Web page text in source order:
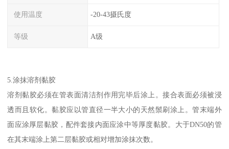
使用温度 -20-43摄氏度
等级 A级
5.涂抹溶剂黏胶
溶剂黏胶必须在管表面清洁剂作用完毕后涂上。接合表面必须被浸
透而且软化。黏胶应以管直径一半大小的天然鬃刷涂上。管末端外
面应涂厚层黏胶，配件套接内面应涂中等厚度黏胶。大于DN50的管
在其末端涂上第二层黏胶或相对增加涂抹次数。